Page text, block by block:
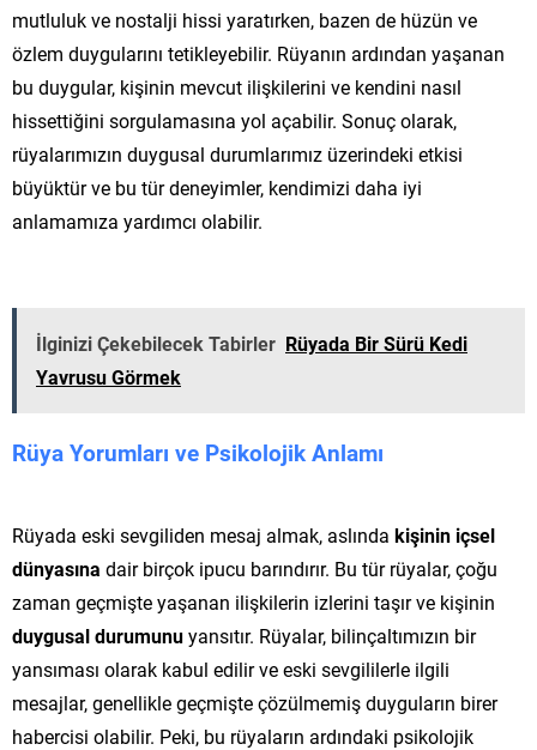
mutluluk ve nostalji hissi yaratırken, bazen de hüzün ve
özlem duygularını tetikleyebilir. Rüyanın ardından yaşanan
bu duygular, kişinin mevcut ilişkilerini ve kendini nasıl
hissettiğini sorgulamasına yol açabilir. Sonuç olarak,
rüyalarımızın duygusal durumlarımız üzerindeki etkisi
büyüktür ve bu tür deneyimler, kendimizi daha iyi
anlamamıza yardımcı olabilir.
İlginizi Çekebilecek Tabirler Rüyada Bir Sürü Kedi
Yavrusu Görmek
Rüya Yorumları ve Psikolojik Anlamı
Rüyada eski sevgiliden mesaj almak, aslında kişinin içsel
dünyasına dair birçok ipucu barındırır. Bu tür rüyalar, çoğu
zaman geçmişte yaşanan ilişkilerin izlerini taşır ve kişinin
duygusal durumunuyansıtır. Rüyalar, bilinçaltımızın bir
yansıması olarak kabul edilir ve eski sevgililerle ilgili
mesajlar, genellikle geçmişte çözülmemiş duyguların birer
habercisi olabilir. Peki, bu rüyaların ardındaki psikolojik